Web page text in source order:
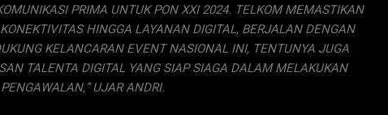
PRIMA UNTUK PON XXI 2024. TELKOM MEMASTIKAN
HINGGA LAYANAN DIGITAL, BERJALAN DENGAN
KELANCARAN EVENT NASIONAL INI, TENTUNYA JUGA
TALENTA DIGITAL YANG SIAP SIAGA DALAM MELAKUKAN
PENGAWALAN,” UJAR ANDRI.